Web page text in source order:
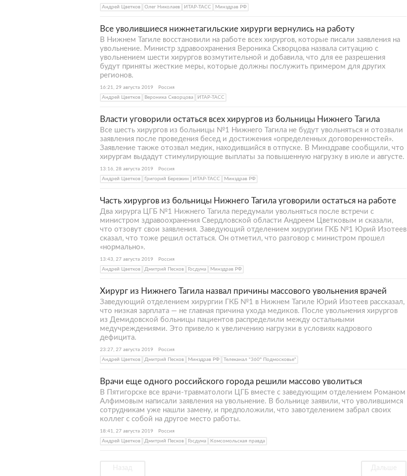
Андрей Цветков
Олег Николаев ИТАР-ТАСС Минздрав РФ
Все уволившиеся нижнетагильские хирурги вернулись на работу
В Нижнем Тагиле восстановили на работе всех хирургов, которые писали заявления на
увольнение. Министр здравоохранения Вероника Скворцова назвала ситуацию с
увольнением шести хирургов возмутительной и добавила, что для ее разрешения
будут приняты жесткие меры, которые должны послужить примером для других
регионов.
16:21, 29 августа 2019
Россия
Андрей Цветков
Вероника Скворцова ИТАР-ТАСС
Власти уговорили остаться всех хирургов из больницы Нижнего Тагила
Все шесть хирургов из больницы №1 Нижнего Тагила не будут увольняться и отозвали
заявления после проведения бесед и достижения «определенных договоренностей».
Заявление также отозвал медик, находившийся в отпуске. В Минздраве сообщили, что
хирургам выдадут стимулирующие выплаты за повышенную нагрузку в июле и августе.
13:16, 28 августа 2019
Россия
Андрей Цветков
Григорий Березкин ИТАР-ТАСС Минздрав РФ
Часть хирургов из больницы Нижнего Тагила уговорили остаться на работе
Два хирурга ЦГБ №1 Нижнего Тагила передумали увольняться после встречи с
министром здравоохранения Свердловской области Андреем Цветковым и сказали,
что отзовут свои заявления. Заведующий отделением хирургии ГКБ №1 Юрий Изотеев
сказал, что тоже решил остаться. Он отметил, что разговор с министром прошел
«нормально».
13:43, 27 августа 2019
Россия
Андрей Цветков
Дмитрий Песков Госдума Минздрав РФ
Хирург из Нижнего Тагила назвал причины массового увольнения врачей
Заведующий отделением хирургии ГКБ №1 в Нижнем Тагиле Юрий Изотеев рассказал,
что низкая зарплата — не главная причина ухода медиков. После увольнения хирургов
из Демидовской больницы пациентов распределили между остальными
медучреждениями. Это привело к увеличению нагрузки в условиях кадрового
дефицита.
23:27, 27 августа 2019
Россия
Андрей Цветков
Дмитрий Песков Минздрав РФ Телеканал "360° Подмосковье"
Врачи еще одного российского города решили массово уволиться
В Пятигорске все врачи-травматологи ЦГБ вместе с заведующим отделением Романом
Алфимовым написали заявления на увольнение. В больнице заявили, что уволившимся
сотрудникам уже нашли замену, и предположили, что завотделением забрал своих
коллег с собой на другое место работы.
18:41, 27 августа 2019
Россия
Андрей Цветков
Дмитрий Песков Госдума Комсомольская правда